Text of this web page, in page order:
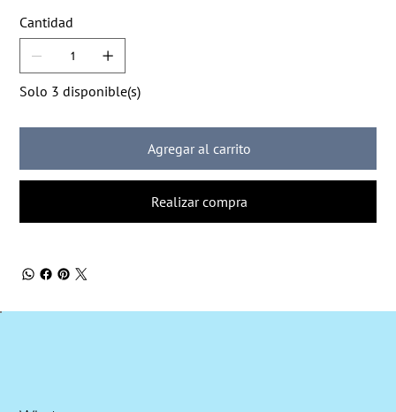
Cantidad
Solo 3 disponible(s)
Agregar al carrito
Realizar compra